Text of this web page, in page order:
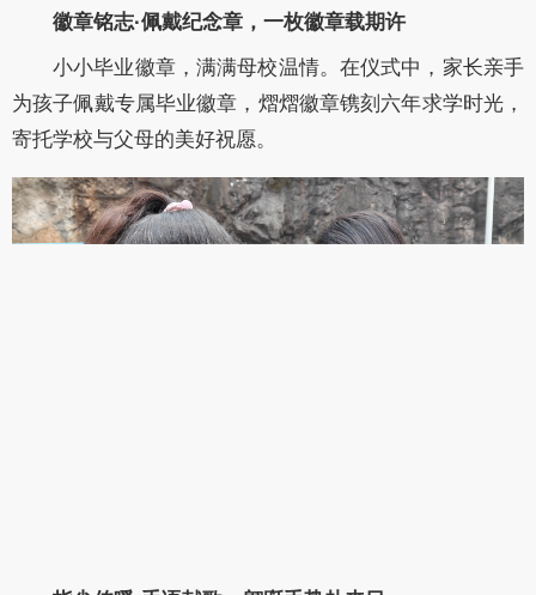
徽章铭志·佩戴纪念章，一枚徽章载期许
小小毕业徽章，满满母校温情。在仪式中，家长亲手
为孩子佩戴专属毕业徽章，熠熠徽章镌刻六年求学时光，
寄托学校与父母的美好祝愿。